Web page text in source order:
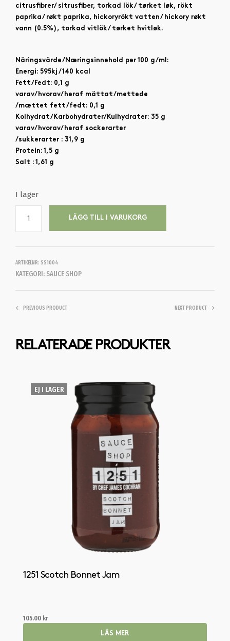
citrusfibrer/ sitrusfiber, torkad lök/ tørket løk, rökt
paprika/ røkt paprika, hickoryrökt vatten/ hickory røkt
vann (0.5%), torkad vitlök/ tørket hvitløk.
Näringsvärde/Næringsinnehold per 100 g/ml:
Energi: 595kj / 140 kcal
Fett/Fedt: 0,1 g
varav/hvorav/heraf mättat/mettede
/mættet fett/fedt: 0,1 g
Kolhydrat/Karbohydrater/Kulhydrater: 35 g
varav/hvorav/heraf sockerarter
/sukkerarter : 31,9 g
Protein: 1,5 g
Salt : 1,61 g
I lager
LÄGG TILL I VARUKORG
ARTIKELNR: SS1004
KATEGORI: SAUCE SHOP
PREVIOUS PRODUCT NEXT PRODUCT
RELATERADE PRODUKTER
EJ I LAGER
1251 Scotch Bonnet Jam
105.00 kr
LÄS MER